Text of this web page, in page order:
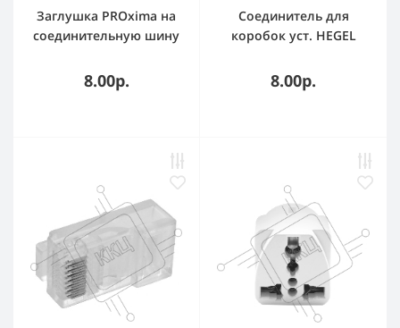
Заглушка PROxima на
соединительную шину
8.00р.
Соединитель для
коробок уст. HEGEL
8.00р.